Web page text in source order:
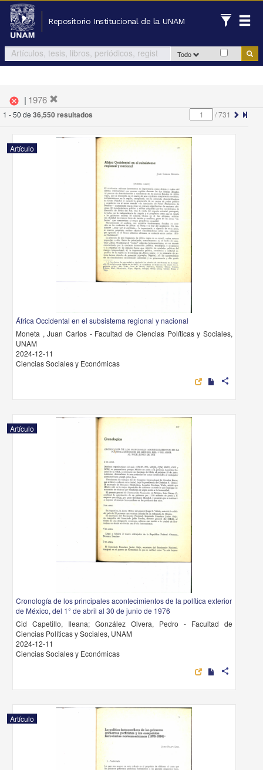
Repositorio Institucional de la UNAM
Todo
cancel | 1976
1 - 50 de 36,550 resultados /731
Artículo
África Occidental en el subsistema regional y nacional
Moneta , Juan Carlos - Facultad de Ciencias Políticas y Sociales,
UNAM
2024-12-11
Ciencias Sociales y Económicas
share
Artículo
Cronología de los principales acontecimientos de la política exterior
de México, del 1° de abril al 30 de junio de 1976
Cid Capetillo, Ileana; González Olvera, Pedro - Facultad de
Ciencias Políticas y Sociales, UNAM
2024-12-11
Ciencias Sociales y Económicas
share
Artículo